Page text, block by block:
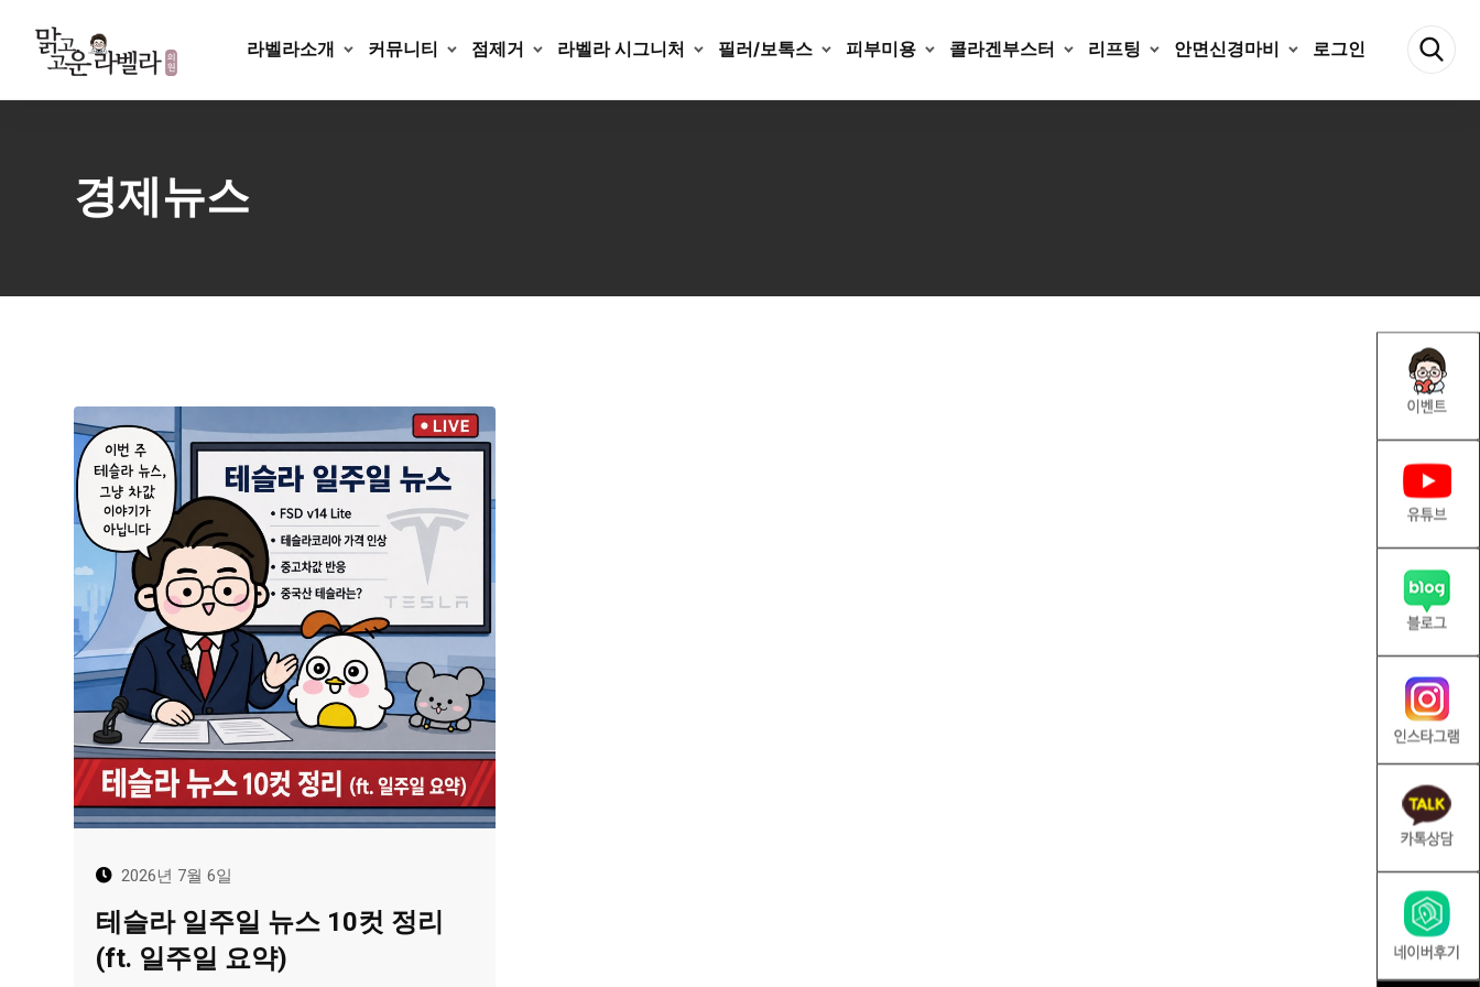
content
라벨라소개 커뮤니티 점제거 라벨라 시그니처 필러/보톡스 피부미용 콜라겐부스터 리프팅 안면신경마비 로그인
경제뉴스
2026년 7월 6일
테슬라 일주일 뉴스 10컷 정리
(ft. 일주일 요약)